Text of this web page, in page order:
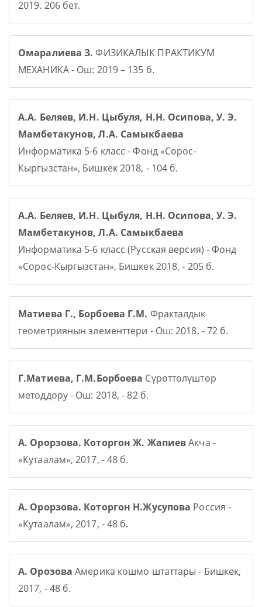
2019. 206 бет.
Омаралиева З. ФИЗИКАЛЫК ПРАКТИКУМ
МЕХАНИКА - Ош: 2019 – 135 б.
А.А. Беляев, И.Н. Цыбуля, Н.Н. Осипова, У. Э.
Мамбетакунов, Л.А. Самыкбаева
Информатика 5-6 класс - Фонд «Сорос-
Кыргызстан», Бишкек 2018, - 104 б.
А.А. Беляев, И.Н. Цыбуля, Н.Н. Осипова, У. Э.
Мамбетакунов, Л.А. Самыкбаева
Информатика 5-6 класс (Русская версия) - Фонд
«Сорос-Кыргызстан», Бишкек 2018, - 205 б.
Матиева Г., Борбоева Г.М. Фракталдык
геометриянын элементтери - Ош: 2018, - 72 б.
Г.Матиева, Г.М.Борбоева Сүрөттөлүштөр
методдору - Ош: 2018, - 82 б.
А. Орорзова. Которгон Ж. ЖапиевАкча -
«Кутаалам», 2017, - 48 б.
А. Орорзова. Которгон Н.Жусупова Россия -
«Кутаалам», 2017, - 48 б.
А. Орозова Америка кошмо штаттары - Бишкек,
2017, - 48 б.